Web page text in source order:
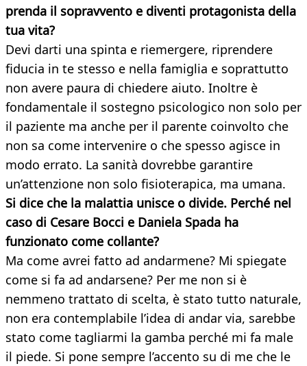
prenda il sopravvento e diventi protagonista della
tua vita?
Devi darti una spinta e riemergere, riprendere
fiducia in te stesso e nella famiglia e soprattutto
non avere paura di chiedere aiuto. Inoltre è
fondamentale il sostegno psicologico non solo per
il paziente ma anche per il parente coinvolto che
non sa come intervenire o che spesso agisce in
modo errato. La sanità dovrebbe garantire
un’attenzione non solo fisioterapica, ma umana.
Si dice che la malattia unisce o divide. Perché nel
caso di Cesare Bocci e Daniela Spada ha
funzionato come collante?
Ma come avrei fatto ad andarmene? Mi spiegate
come si fa ad andarsene? Per me non si è
nemmeno trattato di scelta, è stato tutto naturale,
non era contemplabile l’idea di andar via, sarebbe
stato come tagliarmi la gamba perché mi fa male
il piede. Si pone sempre l’accento su di me che le